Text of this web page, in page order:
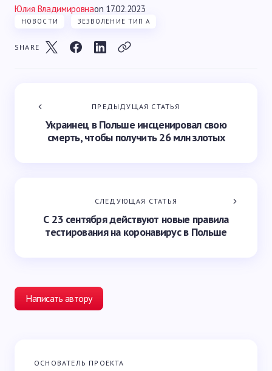
Юлия Владимировнаon 17.02.2023
НОВОСТИ ЗЕЗВОЛЕНИЕ ТИП А
SHARE
ПРЕДЫДУЩАЯ СТАТЬЯ
Украинец в Польше инсценировал свою
смерть, чтобы получить 26 млн злотых
СЛЕДУЮЩАЯ СТАТЬЯ
С 23 сентября действуют новые правила
тестирования на коронавирус в Польше
Написать автору
Ваш адрес email не будет опубликован.
ОСНОВАТЕЛЬ ПРОЕКТА